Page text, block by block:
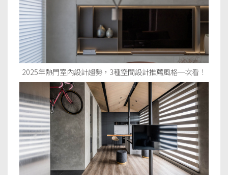
2025年熱門室內設計趨勢，3種空間設計推薦風格一次看！